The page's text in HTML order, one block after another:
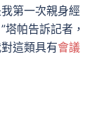
第一次親身經
塔帕告訴記者，
這類具有會議